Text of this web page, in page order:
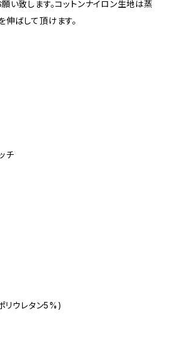
い致します。コットンナイロン生地は蒸
ばして頂けます。
チ
リウレタン5%)